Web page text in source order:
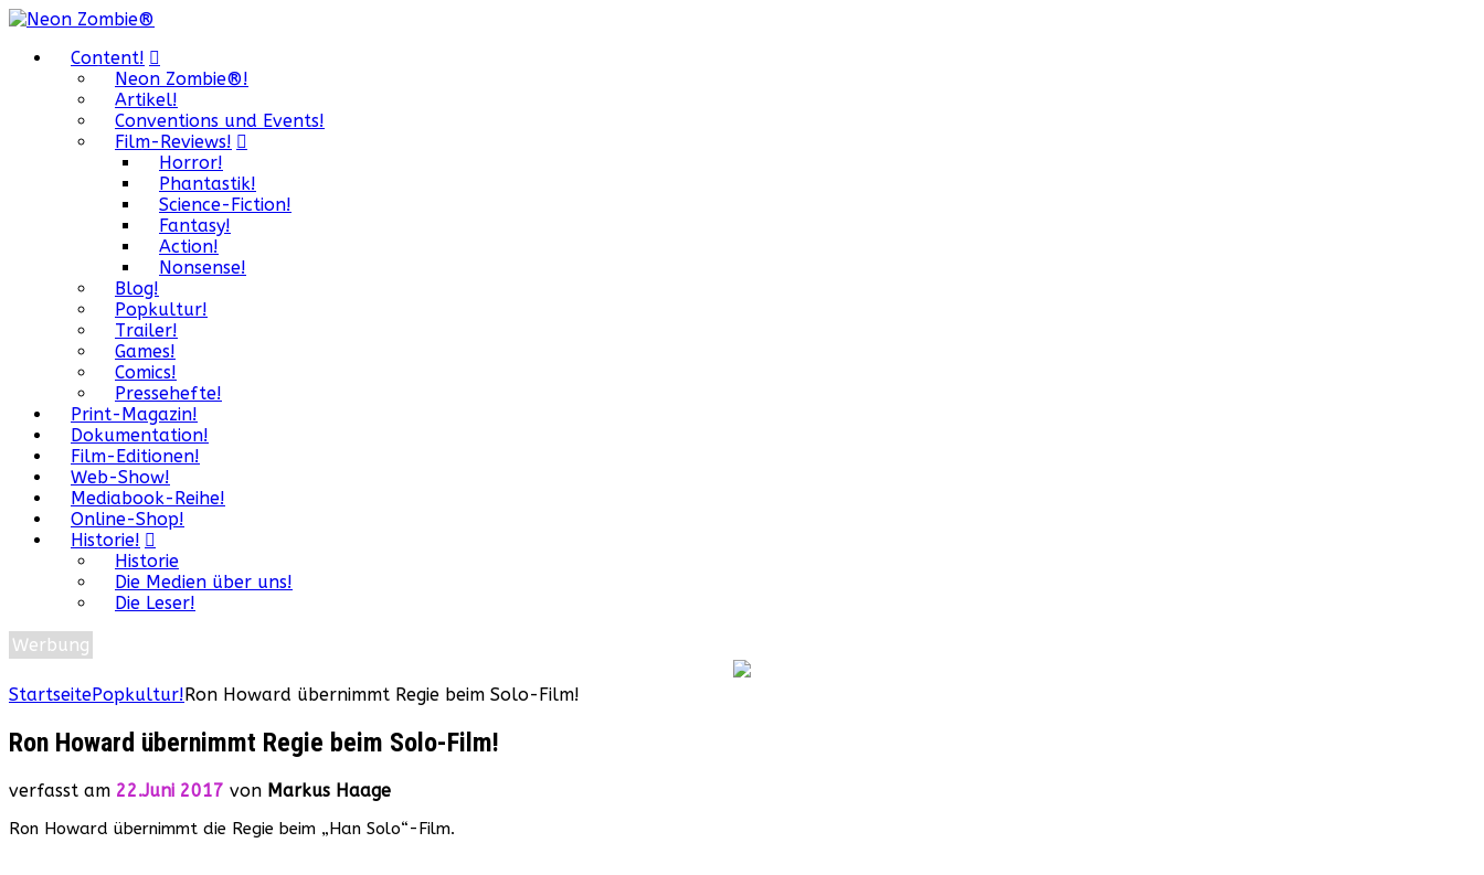
Content!
Neon Zombie®!
Artikel!
Conventions und Events!
Film-Reviews!
Horror!
Phantastik!
Science-Fiction!
Fantasy!
Action!
Nonsense!
Blog!
Popkultur!
Trailer!
Games!
Comics!
Pressehefte!
Print-Magazin!
Dokumentation!
Film-Editionen!
Web-Show!
Mediabook-Reihe!
Online-Shop!
Historie!
Historie
Die Medien über uns!
Die Leser!
Werbung
StartseitePopkultur!Ron Howard übernimmt Regie beim Solo-Film!
Ron Howard übernimmt Regie beim Solo-Film!
verfasst am 22.Juni 2017 von Markus Haage
Ron Howard übernimmt die Regie beim „Han Solo“-Film.